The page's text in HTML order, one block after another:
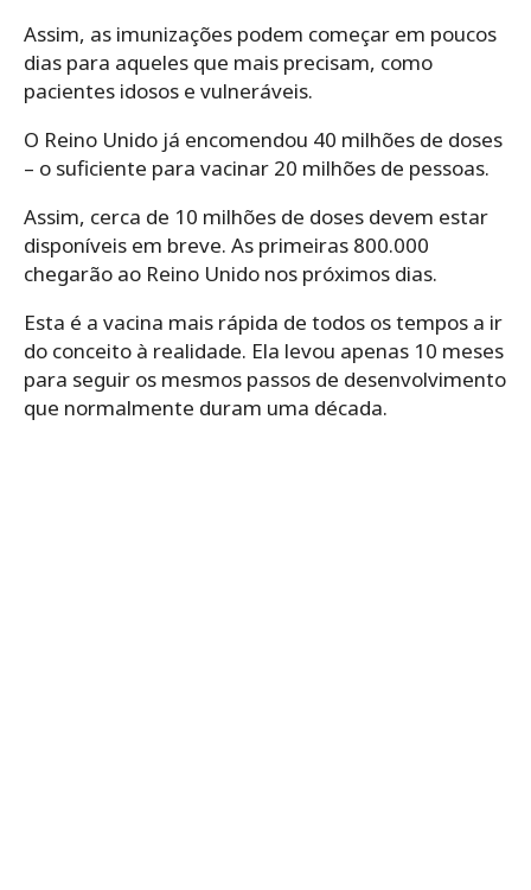
Assim, as imunizações podem começar em poucos
dias para aqueles que mais precisam, como
pacientes idosos e vulneráveis.
O Reino Unido já encomendou 40 milhões de doses
– o suficiente para vacinar 20 milhões de pessoas.
Assim, cerca de 10 milhões de doses devem estar
disponíveis em breve. As primeiras 800.000
chegarão ao Reino Unido nos próximos dias.
Esta é a vacina mais rápida de todos os tempos a ir
do conceito à realidade. Ela levou apenas 10 meses
para seguir os mesmos passos de desenvolvimento
que normalmente duram uma década.